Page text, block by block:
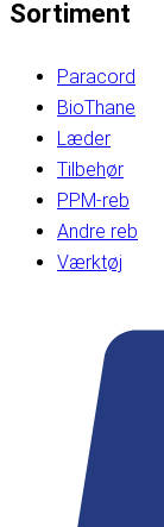
Sortiment
Paracord
BioThane
Læder
Tilbehør
PPM-reb
Andre reb
Værktøj